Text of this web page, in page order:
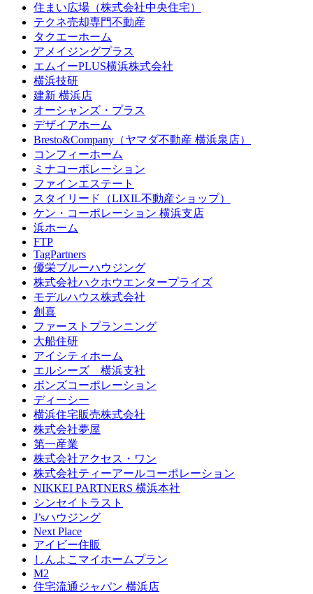
住まい広場（株式会社中央住宅）
テクネ売却専門不動産
タクエーホーム
アメイジングプラス
エムイーPLUS横浜株式会社
横浜技研
建新 横浜店
オーシャンズ・プラス
デザイアホーム
Bresto&Company（ヤマダ不動産 横浜泉店）
コンフィーホーム
ミナコーポレーション
ファインエステート
スタイリード（LIXIL不動産ショップ）
ケン・コーポレーション 横浜支店
浜ホーム
FTP
TagPartners
優栄ブルーハウジング
株式会社ハクホウエンタープライズ
モデルハウス株式会社
創喜
ファーストプランニング
大船住研
アイシティホーム
エルシーズ 横浜支社
ボンズコーポレーション
ディーシー
横浜住宅販売株式会社
株式会社夢屋
第一産業
株式会社アクセス・ワン
株式会社ティーアールコーポレーション
NIKKEI PARTNERS 横浜本社
シンセイトラスト
J’sハウジング
Next Place
アイビー住販
しんよこマイホームプラン
M2
住宅流通ジャパン 横浜店